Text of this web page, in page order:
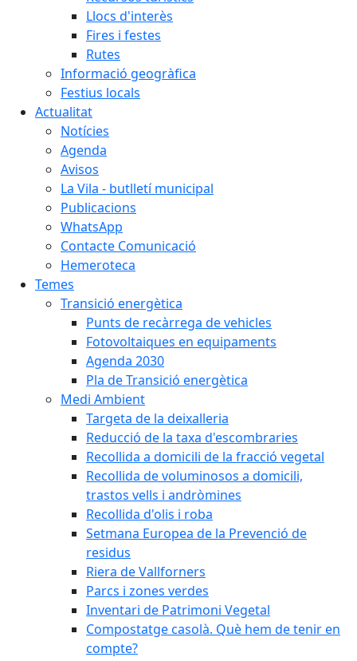
Llocs d'interès
Fires i festes
Rutes
Informació geogràfica
Festius locals
Actualitat
Notícies
Agenda
Avisos
La Vila - butlletí municipal
Publicacions
WhatsApp
Contacte Comunicació
Hemeroteca
Temes
Transició energètica
Punts de recàrrega de vehicles
Fotovoltaiques en equipaments
Agenda 2030
Pla de Transició energètica
Medi Ambient
Targeta de la deixalleria
Reducció de la taxa d'escombraries
Recollida a domicili de la fracció vegetal
Recollida de voluminosos a domicili,
trastos vells i andròmines
Recollida d'olis i roba
Setmana Europea de la Prevenció de
residus
Riera de Vallforners
Parcs i zones verdes
Inventari de Patrimoni Vegetal
Compostatge casolà. Què hem de tenir en
compte?